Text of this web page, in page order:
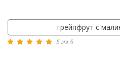
грейпфрут с
5 из 5